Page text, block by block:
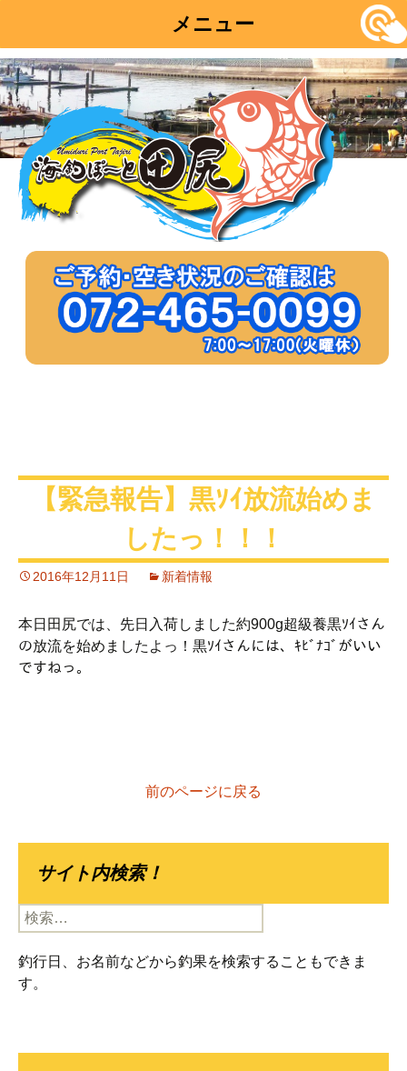
メニュー
コ
ン
テ
ン
ツ
【緊急報告】黒ｿｲ放流始めま
したっ！！！
2016年12月11日 新着情報
本日田尻では、先日入荷しました約900g超級養黒ｿｲさん
の放流を始めましたよっ！黒ｿｲさんには、ｷﾋﾞﾅｺﾞがいい
ですねっ。
前のページに戻る
サイト内検索！
検
索:
釣行日、お名前などから釣果を検索することもできま
す。